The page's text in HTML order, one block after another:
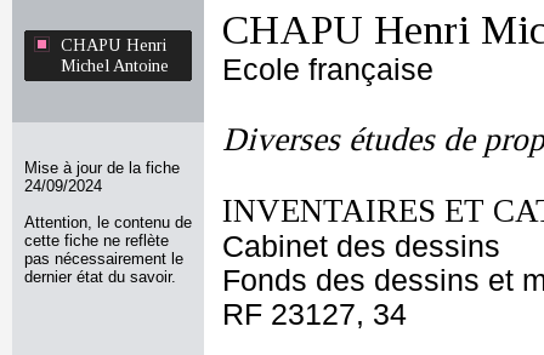
CHAPU Henri
Michel Antoine
Mise à jour de la fiche
24/09/2024
Attention, le contenu de
cette fiche ne reflète
pas nécessairement le
dernier état du savoir.
CHAPU Henri
Ecole française
Diverses études de
INVENTAIRES ET
Cabinet des dessins
Fonds des dessins et
RF 23127, 34